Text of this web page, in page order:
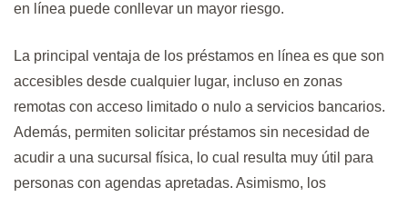
en línea puede conllevar un mayor riesgo.
La principal ventaja de los préstamos en línea es que son
accesibles desde cualquier lugar, incluso en zonas
remotas con acceso limitado o nulo a servicios bancarios.
Además, permiten solicitar préstamos sin necesidad de
acudir a una sucursal física, lo cual resulta muy útil para
personas con agendas apretadas. Asimismo, los